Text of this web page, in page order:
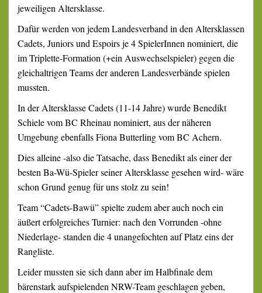
jeweiligen Altersklasse.
Dafür werden von jedem Landesverband in den Altersklassen
Cadets, Juniors und Espoirs je 4 SpielerInnen nominiert, die
im Triplette-Formation (+ein Auswechselspieler) gegen die
gleichaltrigen Teams der anderen Landesverbände spielen
mussten.
In der Altersklasse Cadets (11-14 Jahre) wurde Benedikt
Schiele vom BC Rheinau nominiert, aus der näheren
Umgebung ebenfalls Fiona Butterling vom BC Achern.
Dies alleine -also die Tatsache, dass Benedikt als einer der
besten Ba-Wü-Spieler seiner Altersklasse gesehen wird- wäre
schon Grund genug für uns stolz zu sein!
Team “Cadets-Bawü” spielte zudem aber auch noch ein
äußert erfolgreiches Turnier: nach den Vorrunden -ohne
Niederlage- standen die 4 unangefochten auf Platz eins der
Rangliste.
Leider mussten sie sich dann aber im Halbfinale dem
bärenstark aufspielenden NRW-Team geschlagen geben,